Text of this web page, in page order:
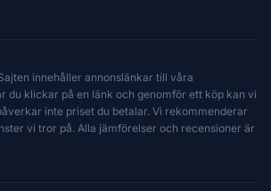
innehåller annonslänkar till våra
du klickar på en länk och genomför ett köp kan vi
inte priset du betalar. Vi rekommenderar
vi tror på. Alla jämförelser och recensioner är